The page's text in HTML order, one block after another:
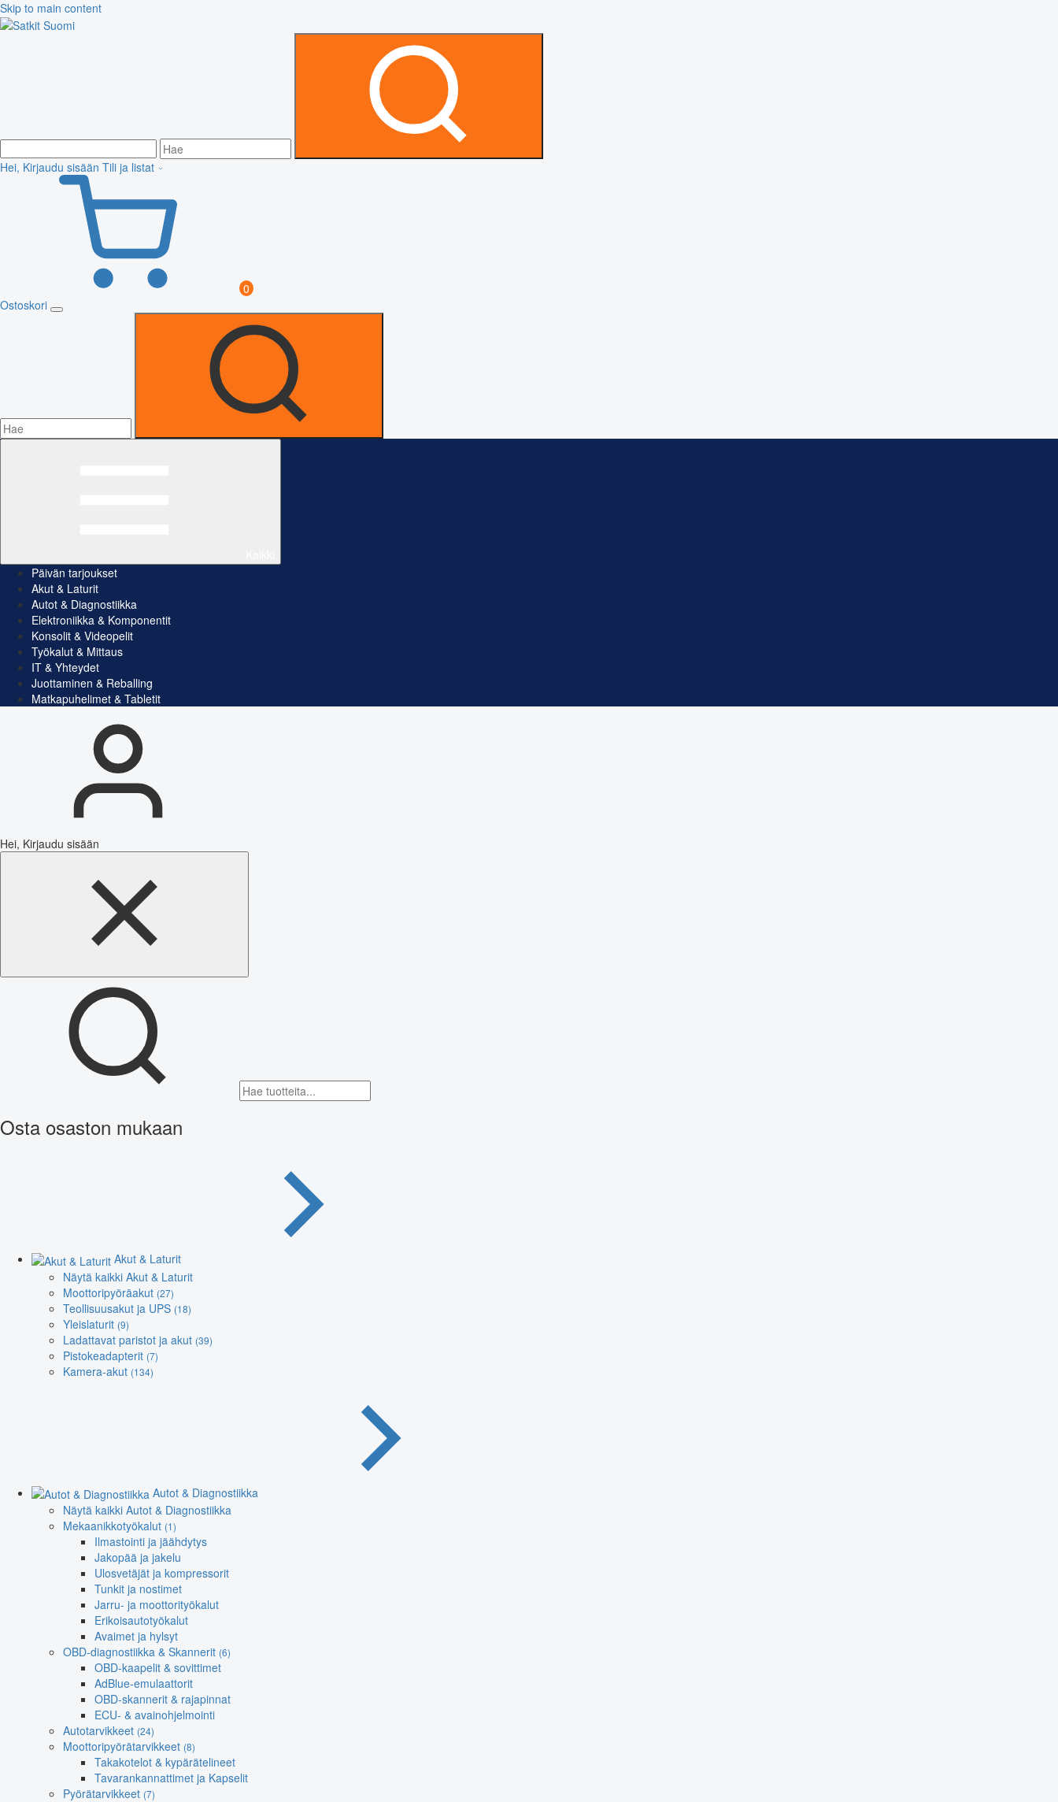
Skip to main content
Hei, Kirjaudu sisään Tili ja listat
0
Ostoskori
Päivän tarjoukset
Akut & Laturit
Autot & Diagnostiikka
Elektroniikka & Komponentit
Konsolit & Videopelit
Työkalut & Mittaus
IT & Yhteydet
Juottaminen & Reballing
Matkapuhelimet & Tabletit
Hei, Kirjaudu sisään
Osta osaston mukaan
Akut & Laturit
Näytä kaikki Akut & Laturit
Moottoripyöräakut (27)
Teollisuusakut ja UPS (18)
Yleislaturit (9)
Ladattavat paristot ja akut (39)
Pistokeadapterit (7)
Kamera-akut (134)
Autot & Diagnostiikka
Näytä kaikki Autot & Diagnostiikka
Mekaanikkotyökalut (1)
Ilmastointi ja jäähdytys
Jakopää ja jakelu
Ulosvetäjät ja kompressorit
Tunkit ja nostimet
Jarru- ja moottorityökalut
Erikoisautotyökalut
Avaimet ja hylsyt
OBD-diagnostiikka & Skannerit (6)
OBD-kaapelit & sovittimet
AdBlue-emulaattorit
OBD-skannerit & rajapinnat
ECU- & avainohjelmointi
Autotarvikkeet (24)
Moottoripyörätarvikkeet (8)
Takakotelot & kypärätelineet
Tavarankannattimet ja Kapselit
Pyörätarvikkeet (7)